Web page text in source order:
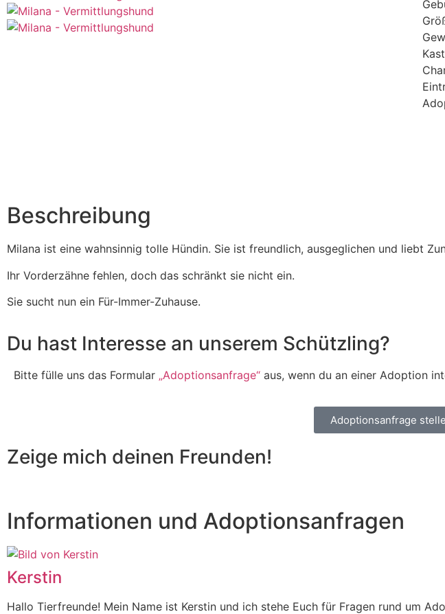
Beschreibung
Milana ist eine wahnsinnig tolle Hündin. Sie ist freundlich, ausgeglichen und liebt
Ihr Vorderzähne fehlen, doch das schränkt sie nicht ein.
Sie sucht nun ein Für-Immer-Zuhause.
Du hast Interesse an unserem Schützling?
Bitte fülle uns das Formular „Adoptionsanfrage“ aus, wenn du an einer Adoption
Adoptionsanfrage
Zeige mich deinen Freunden!
Informationen und Adoptionsanfragen
Kerstin
Hallo Tierfreunde! Mein Name ist Kerstin und ich stehe Euch für Fragen rund um